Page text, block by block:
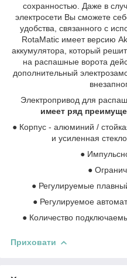
сохранностью. Даже в
электросети Вы сможете
удобства, связанного с
RotaMatic имеет версию
аккумулятора, который
на распашные ворота
дополнительный
Электропривод для
имеет ряд
● Корпус - алюминий /
и усиленная
●
●
● Регулируемые
● Регулируемое
● Количество
Приховати